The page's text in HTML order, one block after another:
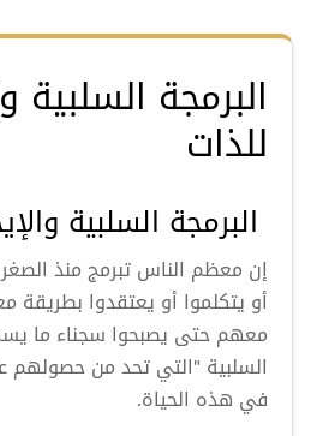
البرمجة السلبية
للذات
البرمجة السلبية
إن معظم الناس تبرمج منذ
أو يتكلموا أو يعتقدوا بطريقة
معهم حتى يصبحوا سجناء ما
السلبية "التي تحد من حصولهم
في هذه الحياة.